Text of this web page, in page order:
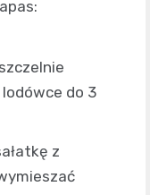
do 3
z